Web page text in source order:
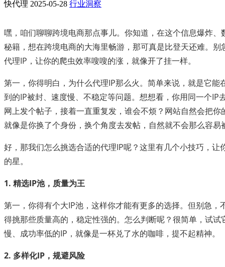
快代理 2025-05-28 行业洞察
嘿，咱们聊聊跨境电商那点事儿。你知道，在这个信息爆炸
秘籍，想在跨境电商的大海里畅游，那可真是比登天还难。
代理IP，让你的爬虫效率嗖嗖的涨，就像开了挂一样。
第一，你得明白，为什么代理IP那么火。简单来说，就是它能
到的IP被封、速度慢、不稳定等问题。想想看，你用同一个IP
网上发个帖子，接着一直重复发，谁会不烦？网站自然会把你
就像是你换了个身份，换个角度去发帖，自然就不会那么容易
好，那我们怎么挑选合适的代理IP呢？这里有几个小技巧，让
的星。
1. 精选IP池，质量为王
第一，你得有个大IP池，这样你才能有更多的选择。但别急，
得挑那些质量高的，稳定性强的。怎么判断呢？很简单，试
慢、成功率低的IP，就像是一杯兑了水的咖啡，提不起精神。
2. 多样化IP，规避风险